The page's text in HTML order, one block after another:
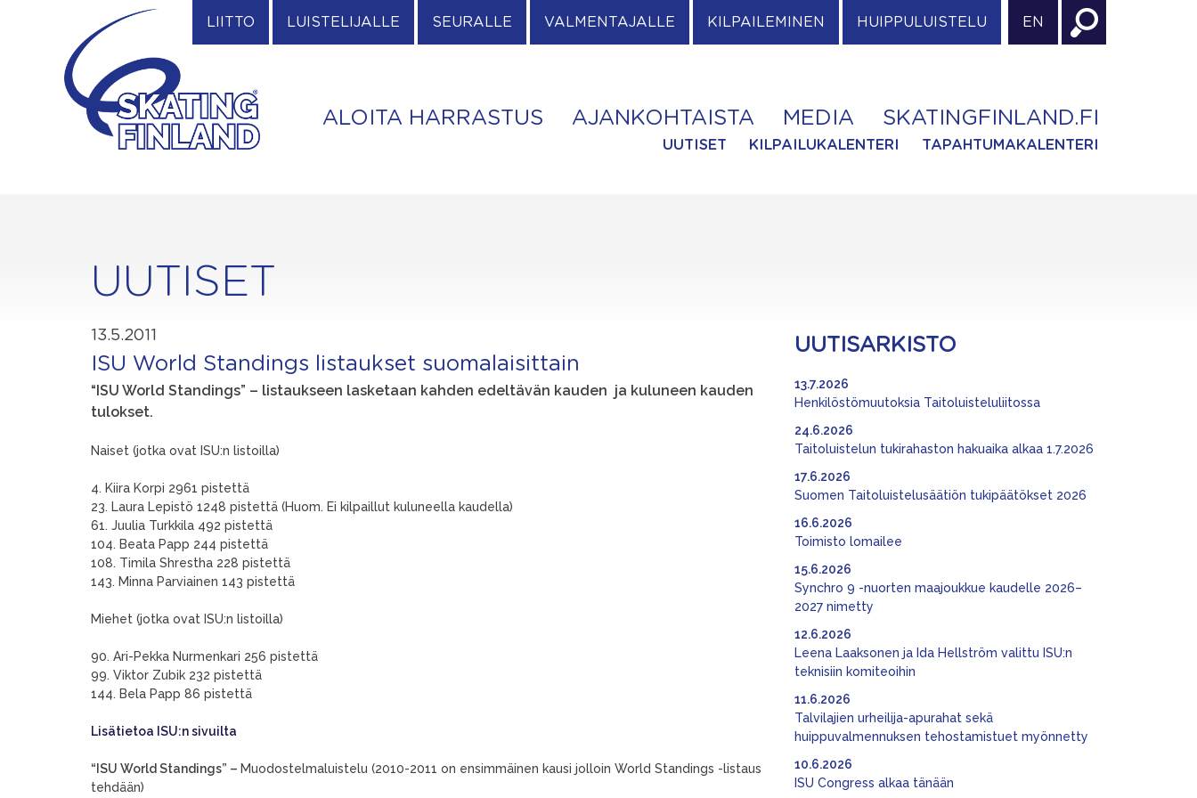
LIITTO LUISTELIJALLE SEURALLE VALMENTAJALLE KILPAILEMINEN HUIPPULUISTELU EN
ALOITA HARRASTUS AJANKOHTAISTA MEDIA SKATINGFINLAND.FI
UUTISET KILPAILUKALENTERI TAPAHTUMAKALENTERI
UUTISET
13.5.2011
ISU World Standings listaukset suomalaisittain
“ISU World Standings” – listaukseen lasketaan kahden edeltävän kauden ja kuluneen kauden
tulokset.
Naiset (jotka ovat ISU:n listoilla)
4. Kiira Korpi 2961 pistettä
23. Laura Lepistö 1248 pistettä (Huom. Ei kilpaillut kuluneella kaudella)
61. Juulia Turkkila 492 pistettä
104. Beata Papp 244 pistettä
108. Timila Shrestha 228 pistettä
143. Minna Parviainen 143 pistettä
Miehet (jotka ovat ISU:n listoilla)
90. Ari-Pekka Nurmenkari 256 pistettä
99. Viktor Zubik 232 pistettä
144. Bela Papp 86 pistettä
Lisätietoa ISU:n sivuilta
“ISU World Standings” – Muodostelmaluistelu (2010-2011 on ensimmäinen kausi jolloin World Standings -listaus
tehdään)
UUTISARKISTO
Henkilöstömuutoksia Taitoluisteluliitossa
13.7.2026
Taitoluistelun tukirahaston hakuaika alkaa 1.7.2026
24.6.2026
Suomen Taitoluistelusäätiön tukipäätökset 2026
17.6.2026
Toimisto lomailee
16.6.2026
Synchro 9 -nuorten maajoukkue kaudelle 2026–
2027 nimetty
15.6.2026
Leena Laaksonen ja Ida Hellström valittu ISU:n
teknisiin komiteoihin
12.6.2026
Talvilajien urheilija-apurahat sekä
huippuvalmennuksen tehostamistuet myönnetty
11.6.2026
ISU Congress alkaa tänään
10.6.2026